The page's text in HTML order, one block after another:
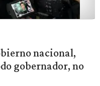
nacional,
gobernador, no